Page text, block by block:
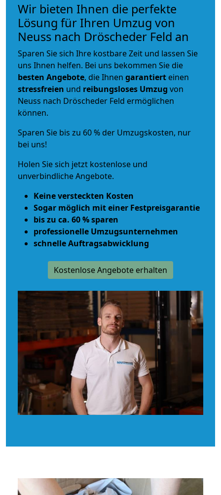
Wir bieten Ihnen die perfekte
Lösung für Ihren Umzug von
Neuss nach Dröscheder Feld an
Sparen Sie sich Ihre kostbare Zeit und lassen Sie
uns Ihnen helfen. Bei uns bekommen Sie die
besten Angebote, die Ihnen garantiert einen
stressfreien und reibungsloses Umzug von
Neuss nach Dröscheder Feld ermöglichen
können.
Sparen Sie bis zu 60 % der Umzugskosten, nur
bei uns!
Holen Sie sich jetzt kostenlose und
unverbindliche Angebote.
Keine versteckten Kosten
Sogar möglich mit einer Festpreisgarantie
bis zu ca. 60 % sparen
professionelle Umzugsunternehmen
schnelle Auftragsabwicklung
Kostenlose Angebote erhalten